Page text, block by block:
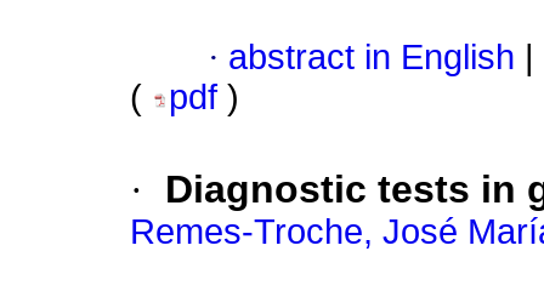
· abstract in English
(
pdf )
· Diagnostic tests in
Remes-Troche, José